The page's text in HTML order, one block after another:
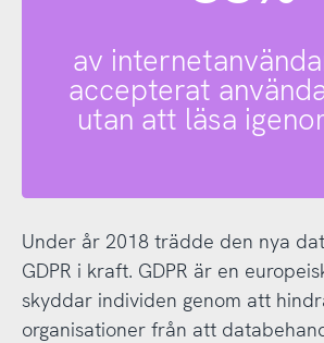
av
accepterat
utan att läsa
Under år 2018 trädde den nya
GDPR i kraft. GDPR är en
skyddar individen genom att
organisationer från att